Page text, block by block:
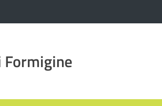
Formigine